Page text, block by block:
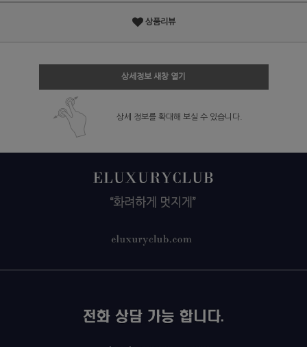
상품리뷰
상세정보 새창 열기
상세 정보를 확대해 보실 수 있습니다.